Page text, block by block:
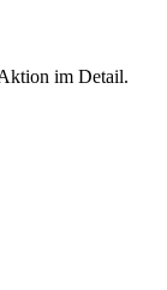
im Detail.